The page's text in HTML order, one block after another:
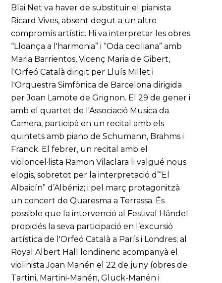
Blai Net va haver de substituir el pianista
Ricard Vives, absent degut a un altre
compromís artístic. Hi va interpretar les obres
“Lloança a l'harmonia” i “Oda ceciliana” amb
Maria Barrientos, Vicenç Maria de Gibert,
l'Orfeó Català dirigit per Lluís Millet i
l'Orquestra Simfònica de Barcelona dirigida
per Joan Lamote de Grignon. El 29 de gener i
amb el quartet de l'Associació Musica da
Camera, participà en un recital amb els
quintets amb piano de Schumann, Brahms i
Franck. El febrer, un recital amb el
violoncel·lista Ramon Vilaclara li valgué nous
elogis, sobretot per la interpretació d’“El
Albaicín” d’Albéniz; i pel març protagonitzà
un concert de Quaresma a Terrassa. És
possible que la intervenció al Festival Händel
propiciés la seva participació en l’excursió
artística de l'Orfeó Català a París i Londres; al
Royal Albert Hall londinenc acompanyà el
violinista Joan Manén el 22 de juny (obres de
Tartini, Martini-Manén, Gluck-Manén i